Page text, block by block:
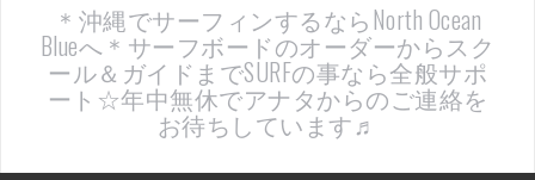
支部長就任報告と支部予選・検定開催決定！
＊沖縄でサーフィンするならNorth Ocean
Blueへ＊サーフボードのオーダーからスク
ール＆ガイドまでSURFの事なら全般サポ
ート☆年中無休でアナタからのご連絡を
お待ちしています♬